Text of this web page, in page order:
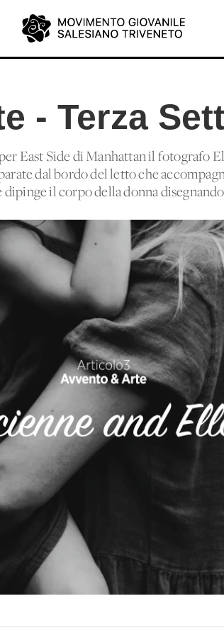
- Terza
East Side di Manhattan il fotografo
dal bordo del letto che
il corpo della donna